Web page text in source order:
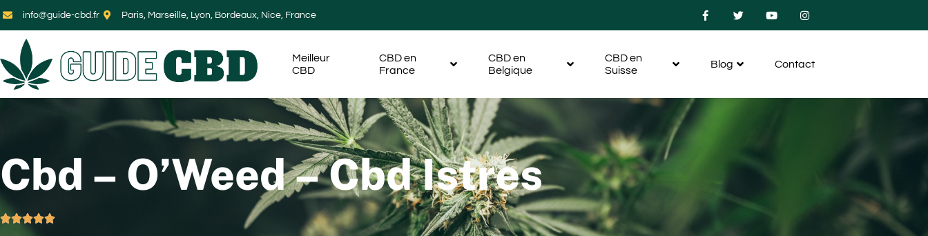
info@guide-cbd.fr Paris, Marseille, Lyon, Bordeaux, Nice, France
Meilleur
CBD
CBD en
France
CBD en
Belgique
CBD en
Suisse
Blog Contact
Cbd – O’Weed – Cbd Istres
